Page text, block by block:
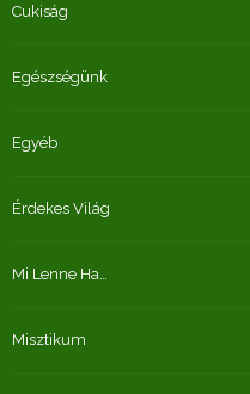
Cukiság
Egészségünk
Egyéb
Érdekes Világ
Mi Lenne Ha…
Misztikum